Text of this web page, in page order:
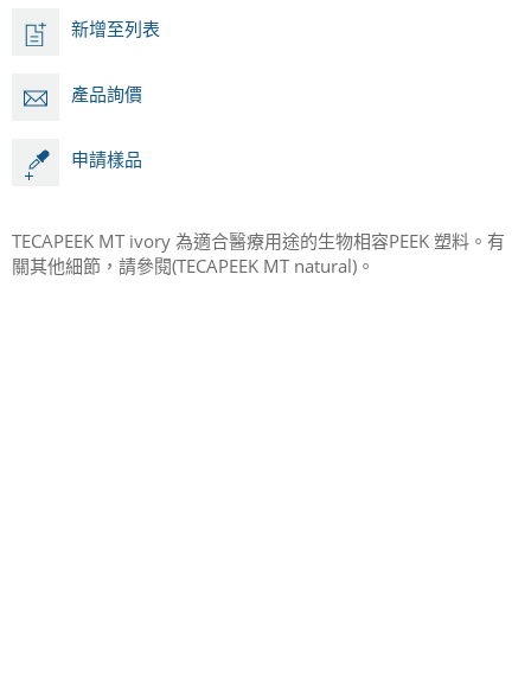
新增至列表
產品詢價
申請樣品
TECAPEEK MT ivory 為適合醫療用途的生物相容PEEK 塑料。有
關其他細節，請參閱(TECAPEEK MT natural)。